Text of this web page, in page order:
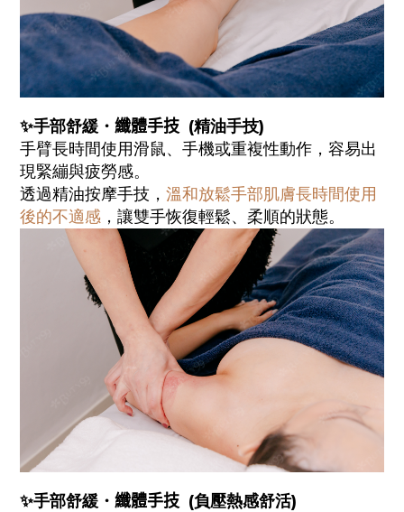
✨手部舒緩・ 纖體手技 (精油手技)
手臂長時間使用滑鼠、手機或重複性動作，容易出
現緊繃與疲勞感。
透過精油按摩手技， 溫和放鬆手部肌膚長時間使用
後的不適感 ，讓雙手恢復輕鬆、柔順的狀態。
✨手部舒緩・ 纖體手技 (負壓熱感舒活)